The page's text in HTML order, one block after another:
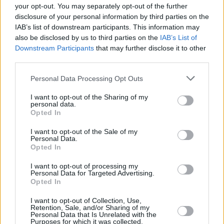
your opt-out. You may separately opt-out of the further
disclosure of your personal information by third parties on the
IAB’s list of downstream participants. This information may
also be disclosed by us to third parties on the IAB’s List of
Downstream Participants that may further disclose it to other
Please note that this website/app uses one or more Google
not limited to your visit or usage behaviour. You may click to
grant or deny consent to Google and its third-party tags to
use your data for below specified purposes in below Google
consent section.
Personal Data Processing Opt Outs
I want to opt-out of the Sharing of my
personal data.
Opted In
I want to opt-out of the Sale of my
Personal Data.
Opted In
I want to opt-out of processing my
Personal Data for Targeted Advertising.
Opted In
I want to opt-out of Collection, Use,
Retention, Sale, and/or Sharing of my
Personal Data that Is Unrelated with the
Purposes for which it was collected.